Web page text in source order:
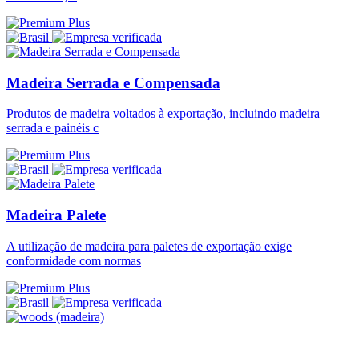
Madeira Serrada e Compensada
Produtos de madeira voltados à exportação, incluindo madeira
serrada e painéis c
Madeira Palete
A utilização de madeira para paletes de exportação exige
conformidade com normas